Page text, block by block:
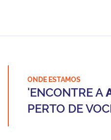
ONDE ESTAMOS
'ENCONTRE A
PERTO DE